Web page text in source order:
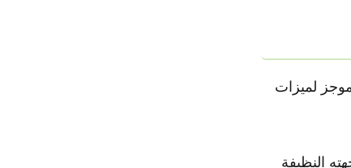
لميزات
النظيفة